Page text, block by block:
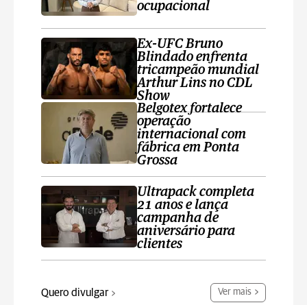
ocupacional
Ex-UFC Bruno
Blindado enfrenta
tricampeão mundial
Arthur Lins no CDL
Show
Belgotex fortalece
operação
internacional com
fábrica em Ponta
Grossa
Ultrapack completa
21 anos e lança
campanha de
aniversário para
clientes
Quero divulgar Ver mais